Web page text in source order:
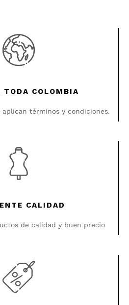
TODA COLOMBIA
aplican términos y condiciones.
CALIDAD
de calidad y buen precio